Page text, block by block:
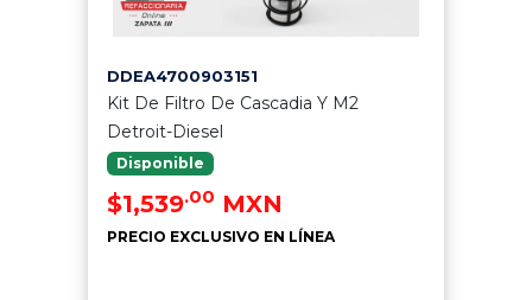
DDEA4700903151
Kit De Filtro De Cascadia Y M2
Detroit-Diesel
Disponible
$1,539.00 MXN
PRECIO EXCLUSIVO EN LÍNEA